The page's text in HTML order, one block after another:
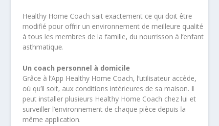
Healthy Home Coach sait exactement ce qui doit être
modifié pour offrir un environnement de meilleure qualité
à tous les membres de la famille, du nourrisson à l’enfant
asthmatique.
Un coach personnel à domicile
Grâce à l’App Healthy Home Coach, l’utilisateur accède,
où qu’il soit, aux conditions intérieures de sa maison. Il
peut installer plusieurs Healthy Home Coach chez lui et
surveiller l’environnement de chaque pièce depuis la
même application.